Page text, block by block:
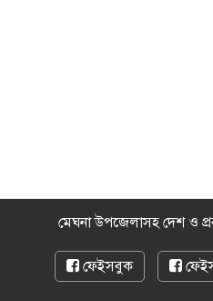
মেঘনা উপজেলাসহ দেশ ও
ফেইসবুক